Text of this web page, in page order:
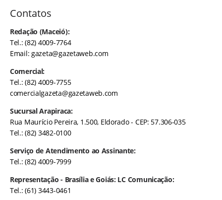
Contatos
Redação (Maceió):
Tel.: (82) 4009-7764
Email:gazeta@gazetaweb.com
Comercial:
Tel.: (82) 4009-7755
comercialgazeta@gazetaweb.com
Sucursal Arapiraca:
Rua Maurício Pereira, 1.500, Eldorado - CEP: 57.306-035
Tel.: (82) 3482-0100
Serviço de Atendimento ao Assinante:
Tel.: (82) 4009-7999
Representação - Brasília e Goiás: LC Comunicação:
Tel.: (61) 3443-0461